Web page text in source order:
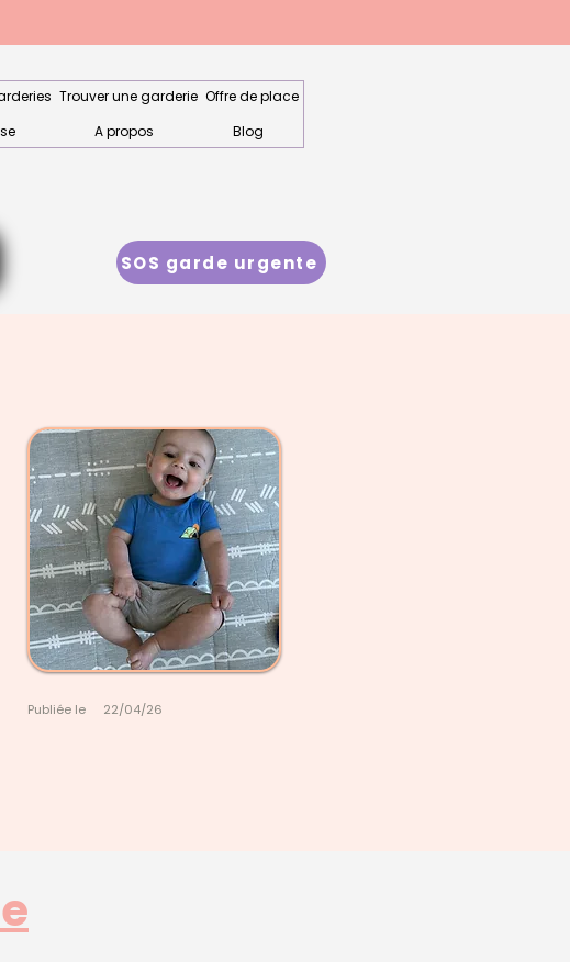
Trouver une garderie Offre de place
A propos Blog
SOS garde urgente
Publiée le 22/04/26